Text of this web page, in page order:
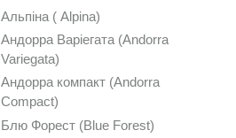
Альпіна ( Alpina)
Андорра Варіегата (Andorra
Variegata)
Андорра компакт (Andorra
Compact)
Блю Форест (Blue Forest)